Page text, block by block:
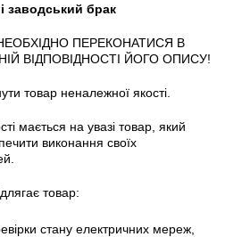
заводський брак
ПЕРЕКОНАТИСЯ В
ВІДПОВІДНОСТІ ЙОГО ОПИСУ!
товар неналежної якості.
мається на увазі товар, який
виконання своїх
товар:
стану електричних мереж,